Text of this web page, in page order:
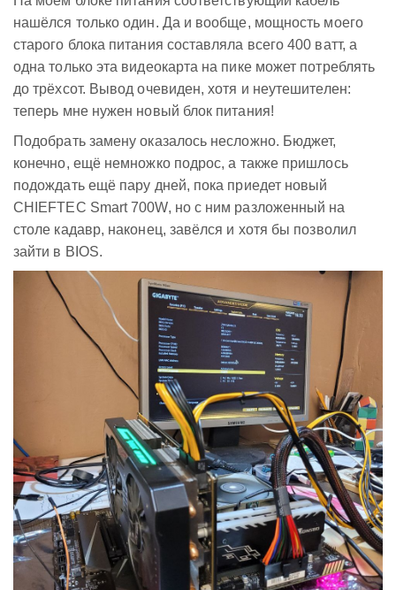
нашёлся только один. Да и вообще, мощность моего
старого блока питания составляла всего 400 ватт, а
одна только эта видеокарта на пике может потреблять
до трёхсот. Вывод очевиден, хотя и неутешителен:
теперь мне нужен новый блок питания!
Подобрать замену оказалось несложно. Бюджет,
конечно, ещё немножко подрос, а также пришлось
подождать ещё пару дней, пока приедет новый
CHIEFTEC Smart 700W, но с ним разложенный на
столе кадавр, наконец, завёлся и хотя бы позволил
зайти в BIOS.